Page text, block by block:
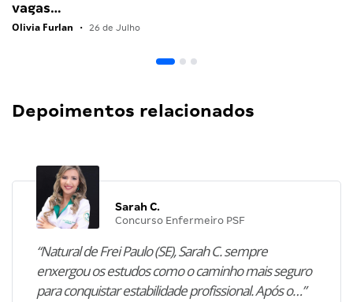
vagas…
Olivia Furlan • 26 de Julho
Depoimentos relacionados
Sarah C.
Concurso Enfermeiro PSF
“Natural de Frei Paulo (SE), Sarah C. sempre
enxergou os estudos como o caminho mais seguro
para conquistar estabilidade profissional. Após o…”